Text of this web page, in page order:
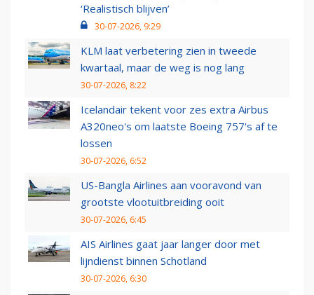
‘Realistisch blijven’
30-07-2026, 9:29
KLM laat verbetering zien in tweede
kwartaal, maar de weg is nog lang
30-07-2026, 8:22
Icelandair tekent voor zes extra Airbus
A320neo's om laatste Boeing 757's af te
lossen
30-07-2026, 6:52
US-Bangla Airlines aan vooravond van
grootste vlootuitbreiding ooit
30-07-2026, 6:45
AIS Airlines gaat jaar langer door met
lijndienst binnen Schotland
30-07-2026, 6:30